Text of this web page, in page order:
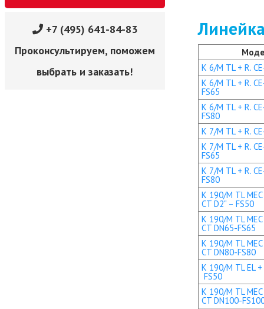
+7 (495) 641-84-83
Проконсультируем, поможем
выбрать и заказать!
K 6/M TL + R.
K 6/M TL + R.
FS65
K 6/M TL + R.
FS80
K 7/M TL + R.
K 7/M TL + R.
FS65
K 7/M TL + R.
FS80
K 190/M TL MEC
CT D2" – FS50
K 190/M TL MEC
CT DN65-FS65
K 190/M TL MEC
CT DN80-FS80
K 190/M TL EL +
FS50
K 190/M TL MEC
CT DN100-